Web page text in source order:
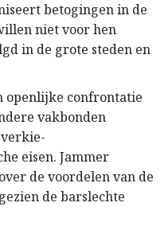
betogingen in de
niet voor hen
in de grote steden en
openlijke confrontatie
vakbonden
eisen. Jammer
de voordelen van de
de barslechte